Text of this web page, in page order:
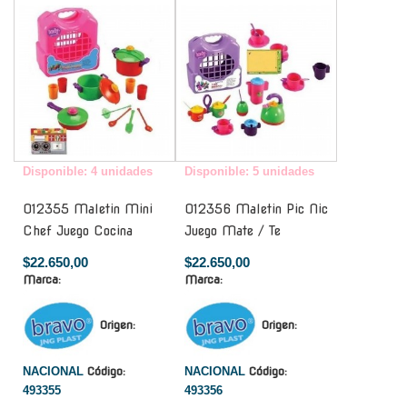
Disponible: 4 unidades
012355 Maletin Mini
Chef Juego Cocina
$22.650,00
Marca:
Origen:
NACIONAL Código:
493355
Disponible: 5 unidades
012356 Maletin Pic Nic
Juego Mate / Te
$22.650,00
Marca:
Origen:
NACIONAL Código:
493356